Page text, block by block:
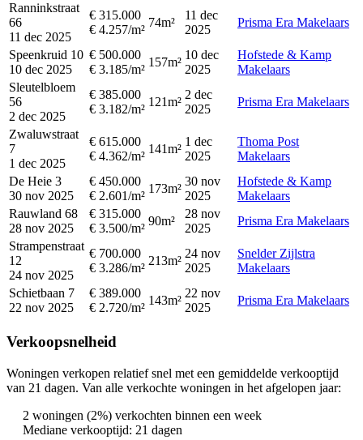
Ranninkstraat
66
11 dec 2025
€ 315.000
€ 4.257/m²
74m²
11 dec
2025
Prisma Era Makelaars
Speenkruid 10
10 dec 2025
€ 500.000
€ 3.185/m²
157m²
10 dec
2025
Hofstede & Kamp
Makelaars
Sleutelbloem
56
2 dec 2025
€ 385.000
€ 3.182/m²
121m²
2 dec
2025
Prisma Era Makelaars
Zwaluwstraat
7
1 dec 2025
€ 615.000
€ 4.362/m²
141m²
1 dec
2025
Thoma Post
Makelaars
De Heie 3
30 nov 2025
€ 450.000
€ 2.601/m²
173m²
30 nov
2025
Hofstede & Kamp
Makelaars
Rauwland 68
28 nov 2025
€ 315.000
€ 3.500/m²
90m²
28 nov
2025
Prisma Era Makelaars
Strampenstraat
12
24 nov 2025
€ 700.000
€ 3.286/m²
213m²
24 nov
2025
Snelder Zijlstra
Makelaars
Schietbaan 7
22 nov 2025
€ 389.000
€ 2.720/m²
143m²
22 nov
2025
Prisma Era Makelaars
Verkoopsnelheid
Woningen verkopen relatief snel met een gemiddelde verkooptijd
van 21 dagen. Van alle verkochte woningen in het afgelopen jaar:
2 woningen (2%) verkochten binnen een week
Mediane verkooptijd: 21 dagen